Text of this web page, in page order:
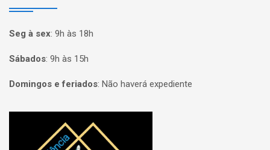
Seg à sex: 9h às 18h
Sábados: 9h às 15h
Domingos e feriados: Não haverá expediente
Página inicial